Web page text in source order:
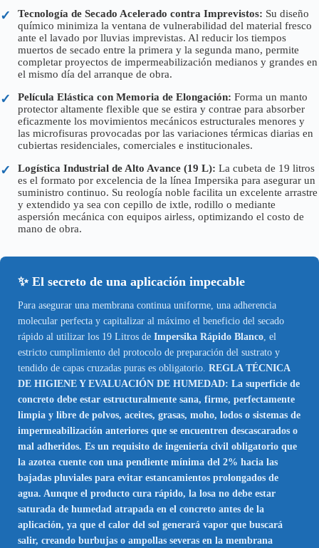
✓ Tecnología de Secado Acelerado contra Imprevistos: Su diseño
químico minimiza la ventana de vulnerabilidad del material fresco
ante el lavado por lluvias imprevistas. Al reducir los tiempos
muertos de secado entre la primera y la segunda mano, permite
completar proyectos de impermeabilización medianos y grandes en
el mismo día del arranque de obra.
✓ Película Elástica con Memoria de Elongación: Forma un manto
protector altamente flexible que se estira y contrae para absorber
eficazmente los movimientos mecánicos estructurales menores y
las microfisuras provocadas por las variaciones térmicas diarias en
cubiertas residenciales, comerciales e institucionales.
✓ Logística Industrial de Alto Avance (19 L): La cubeta de 19 litros
es el formato por excelencia de la línea Impersika para asegurar un
suministro continuo. Su reología noble facilita un excelente arrastre
y extendido ya sea con cepillo de ixtle, rodillo o mediante
aspersión mecánica con equipos airless, optimizando el costo de
mano de obra.
✨ El secreto de una aplicación impecable
Para asegurar una membrana continua uniforme, una adherencia
molecular perfecta y capitalizar al máximo el beneficio del secado
rápido al utilizar los 19 Litros de Impersika Rápido Blanco, el
estricto cumplimiento del protocolo de preparación del sustrato y
tendido de capas cruzadas puras es obligatorio. REGLA TÉCNICA
DE HIGIENE Y EVALUACIÓN DE HUMEDAD: La superficie de
concreto debe estar estructuralmente sana, firme, perfectamente
limpia y libre de polvos, aceites, grasas, moho, lodos o sistemas de
impermeabilización anteriores que se encuentren descascarados o
mal adheridos. Es un requisito de ingeniería civil obligatorio que
la azotea cuente con una pendiente mínima del 2% hacia las
bajadas pluviales para evitar estancamientos prolongados de
agua. Aunque el producto cura rápido, la losa no debe estar
saturada de humedad atrapada en el concreto antes de la
aplicación, ya que el calor del sol generará vapor que buscará
salir, creando burbujas o ampollas severas en la membrana